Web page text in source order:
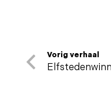
Vorig verhaal